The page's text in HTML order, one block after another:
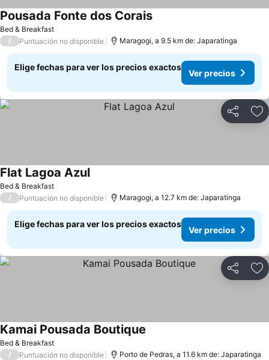
Bed & Breakfast
Pousada Fonte dos CoraisVer precios
/ Puntuación no disponible Maragogi, a 9.5 km de: Japaratinga
Elige fechas para ver los precios exactos
Ver precios
Compartir
Bed & Breakfast
Flat Lagoa AzulVer precios
/ Puntuación no disponible Maragogi, a 12.7 km de: Japaratinga
Elige fechas para ver los precios exactos
Ver precios
Compartir
Bed & Breakfast
Kamai Pousada Boutique
/ Puntuación no disponible Porto de Pedras, a 11.6 km de: Japaratinga